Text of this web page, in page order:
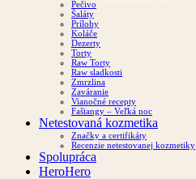
Pečivo
Šaláty
Prílohy
Koláče
Dezerty
Torty
Raw Torty
Raw sladkosti
Zmrzlina
Zaváranie
Vianočné recepty
Fašiangy – Veľká noc
Netestovaná kozmetika
Značky a certifikáty
Recenzie netestovanej kozmetiky
Spolupráca
HeroHero